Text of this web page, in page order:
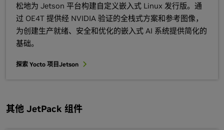
松地为 Jetson 平台构建自定义嵌入式 Linux 发行版。通
过 OE4T 提供经 NVIDIA 验证的全栈式方案和参考图像，
为创建生产就绪、安全和优化的嵌入式 AI 系统提供简化的
基础。
探索 Yocto 项目Jetson
其他 JetPack 组件